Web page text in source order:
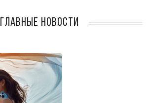
Главные новости